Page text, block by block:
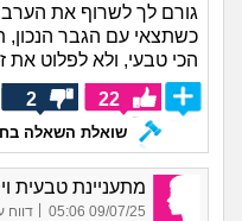
גורם לך לשרוף את הערב
כשתצאי עם הגבר הנכון,
הכי טבעי, ולא לפלוט את
22
2
שואלת השאלה
מתעניינת טבעית
09/07/25 05:06
| דווח